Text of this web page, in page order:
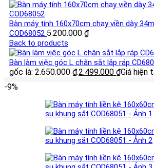
Bàn máy tính 160x70cm chạy viền dày
COD68052 5.200.000 ₫
Back to products
Bàn làm việc góc L chân sắt lắp ráp
gốc là: 2.650.000 ₫.2.499.000 ₫Giá hiện
-9%